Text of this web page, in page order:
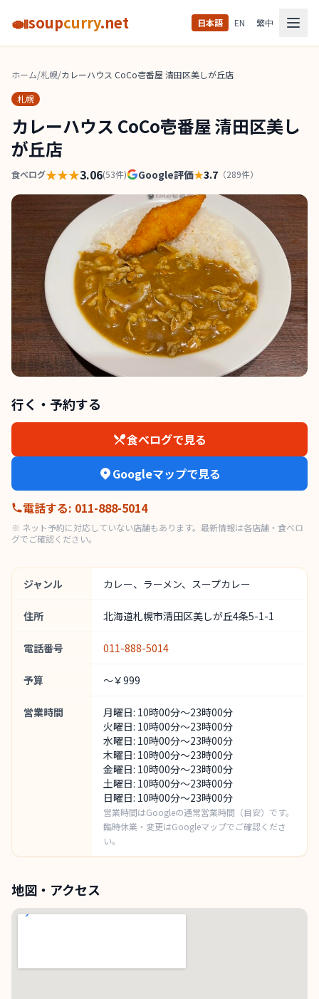
🍛soupcurry.net 日本語 EN 繁中
ホーム/札幌/カレーハウス CoCo壱番屋 清田区美しが丘店
札幌
カレーハウス CoCo壱番屋 清田区美し
が丘店
食べログ★★★3.06(53件) Google評価★3.7 （289件）
行く・予約する
食べログで見る
Googleマップで見る
電話する: 011-888-5014
※ ネット予約に対応していない店舗もあります。最新情報は各店舗・食べロ
グでご確認ください。
ジャンル カレー、ラーメン、スープカレー
住所 北海道札幌市清田区美しが丘4条5-1-1
電話番号 011-888-5014
予算 ～￥999
営業時間
月曜日: 10時00分～23時00分
火曜日: 10時00分～23時00分
水曜日: 10時00分～23時00分
木曜日: 10時00分～23時00分
金曜日: 10時00分～23時00分
土曜日: 10時00分～23時00分
日曜日: 10時00分～23時00分
営業時間はGoogleの通常営業時間（目安）です。
臨時休業・変更はGoogleマップでご確認くださ
い。
地図・アクセス